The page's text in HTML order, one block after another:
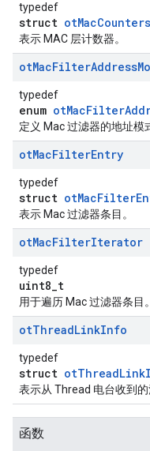
typedef
struct otMacCounters
表示 MAC 层计数器。
otMacFilterAddress
typedef
enum
定义 Mac 过滤器的地址模
otMacFilterEntry
typedef
struct
表示 Mac 过滤器条目。
otMacFilterIterator
typedef
uint8_t
用于遍历 Mac 过滤器条目。
otThreadLinkInfo
typedef
struct
表示从 Thread 电台收到的
函数